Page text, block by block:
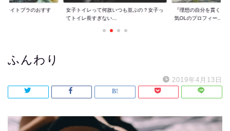
ナイトブラのおすす
女子トイレって何故いつも並ぶの？女子っ
てトイレ長すぎない...
『理想の自分を貫くた
気OLのプロフィー...
ふんわり
2019年4月13日